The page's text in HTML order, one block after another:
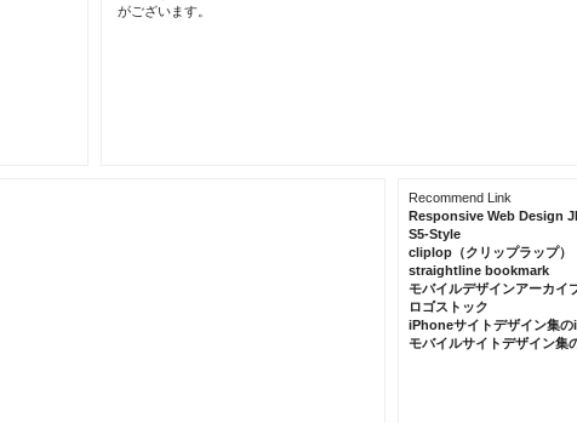
がございます。
Recommend Link
Responsive Web Design
S5-Style
cliplop（クリップラップ）
straightline bookmark
モバイルデザインアーカイ
ロゴストック
iPhoneサイトデザイン集
モバイルサイトデザイン集